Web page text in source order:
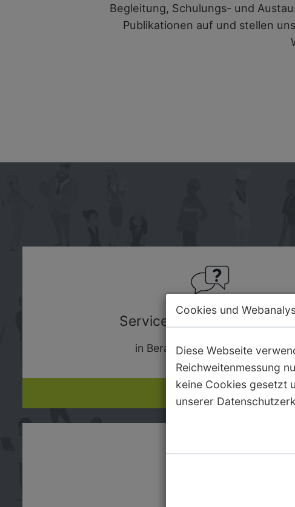
Begleitung, Schulungs- und
Publikationen auf und stellen
Service für IQ Mitarbeitende
in Beratung und Qualifizierung
Weiterlesen
Cookies und
Diese Webseite
Reichweitenmessung
keine Cookies gesetzt
unserer